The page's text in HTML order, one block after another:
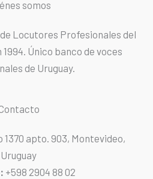
somos
Locutores Profesionales del
Único banco de voces
de Uruguay.
1370 apto. 903, Montevideo,
Uruguay
+598 2904 88 02